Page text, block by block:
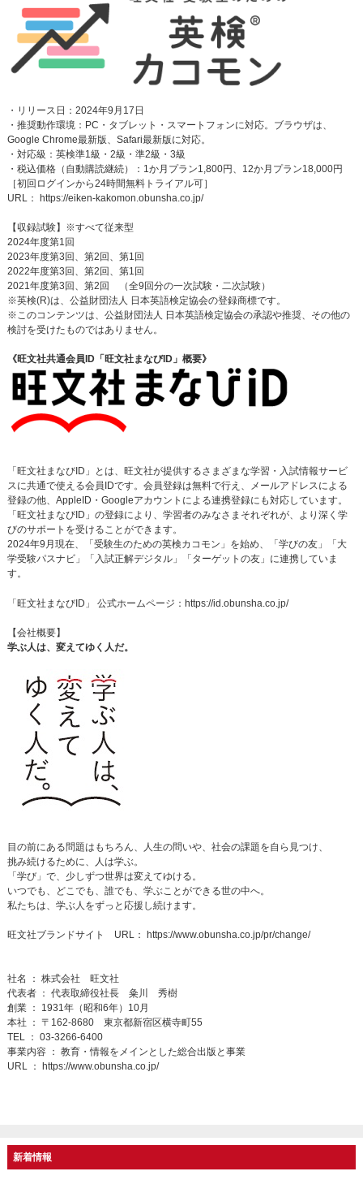
・リリース日：2024年9月17日
・推奨動作環境：PC・タブレット・スマートフォンに対応。ブラウザは、
Google Chrome最新版、Safari最新版に対応。
・対応級：英検準1級・2級・準2級・3級
・税込価格（自動購読継続）：1か月プラン1,800円、12か月プラン18,000円
［初回ログインから24時間無料トライアル可］
URL：
https://eiken-kakomon.obunsha.co.jp/
【収録試験】※すべて従来型
2024年度第1回
2023年度第3回、第2回、第1回
2022年度第3回、第2回、第1回
2021年度第3回、第2回 （全9回分の一次試験・二次試験）
※英検(R)は、公益財団法人 日本英語検定協会の登録商標です。
※このコンテンツは、公益財団法人 日本英語検定協会の承認や推奨、その他の
検討を受けたものではありません。
《旺文社共通会員ID「旺文社まなびID」概要》
「旺文社まなびID」とは、旺文社が提供するさまざまな学習・入試情報サービ
スに共通で使える会員IDです。会員登録は無料で行え、メールアドレスによる
登録の他、AppleID・Googleアカウントによる連携登録にも対応しています。
「旺文社まなびID」の登録により、学習者のみなさまそれぞれが、より深く学
びのサポートを受けることができます。
2024年9月現在、「受験生のための英検カコモン」を始め、「学びの友」「大
学受験パスナビ」「入試正解デジタル」「ターゲットの友」に連携していま
す。
「旺文社まなびID」 公式ホームページ： https://id.obunsha.co.jp/
【会社概要】
学ぶ人は、変えてゆく人だ。
目の前にある問題はもちろん、人生の問いや、社会の課題を自ら見つけ、
挑み続けるために、人は学ぶ。
「学び」で、少しずつ世界は変えてゆける。
いつでも、どこでも、誰でも、学ぶことができる世の中へ。
私たちは、学ぶ人をずっと応援し続けます。
旺文社ブランドサイト URL： https://www.obunsha.co.jp/pr/change/
社名 ： 株式会社 旺文社
代表者 ： 代表取締役社長 粂川 秀樹
創業 ： 1931年（昭和6年）10月
本社 ： 〒162-8680 東京都新宿区横寺町55
TEL ： 03-3266-6400
事業内容 ： 教育・情報をメインとした総合出版と事業
URL ：
https://www.obunsha.co.jp/
新着情報